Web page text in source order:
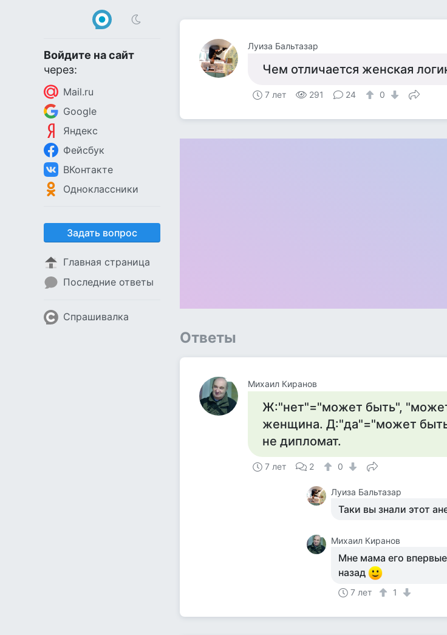
Войдите на сайт
через:
Mail.ru
Google
Яндекс
Фейсбук
ВКонтакте
Одноклассники
Задать вопрос
Главная страница
Последние ответы
Спрашивалка
Луиза Бальтазар
Чем отличается женская
7 лет 291 24 0
Ответы
Михаил Киранов
Ж:"нет"="может быть",
женщина. Д:"да"="может
не дипломат.
7 лет 2 0
Луиза Бальтазар
Таки вы знали этот
Михаил Киранов
Мне мама его
назад
7 лет 1